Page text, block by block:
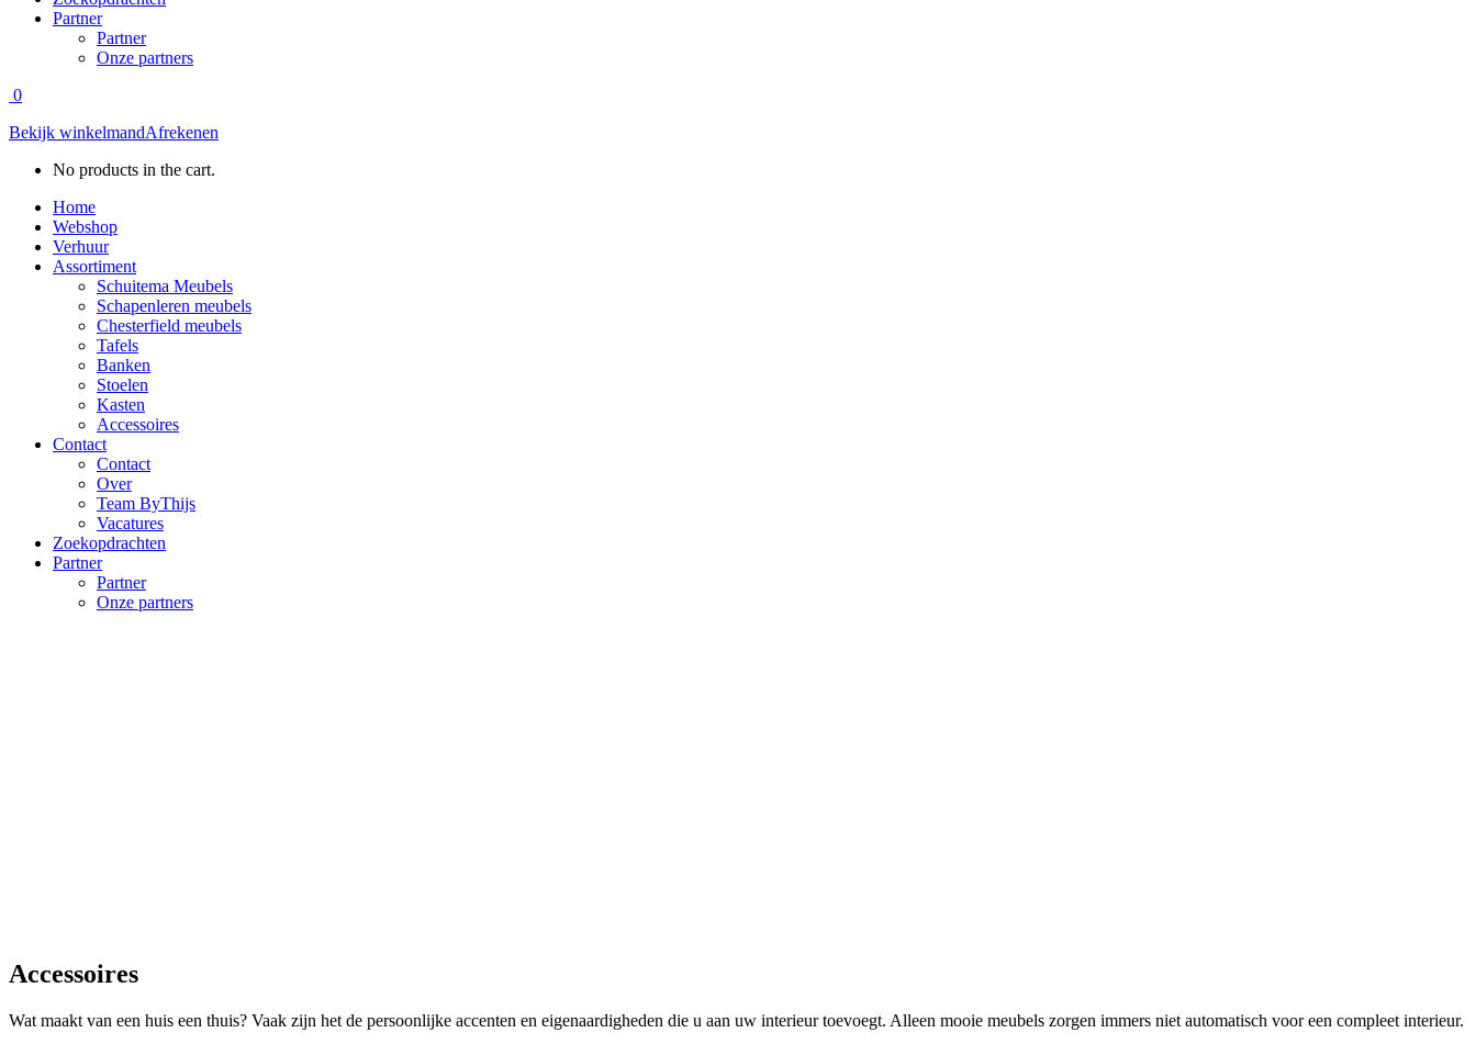
Partner
Partner
Onze partners
0
Bekijk winkelmandAfrekenen
No products in the cart.
Home
Webshop
Verhuur
Assortiment
Schuitema Meubels
Schapenleren meubels
Chesterfield meubels
Tafels
Banken
Stoelen
Kasten
Accessoires
Contact
Contact
Over
Team ByThijs
Vacatures
Zoekopdrachten
Partner
Partner
Onze partners
Accessoires
Wat maakt van een huis een thuis? Vaak zijn het de persoonlijke accenten en eigenaardigheden die u aan uw interieur toevoegt. Alleen mooie meubels zorgen immers niet automatisch voor een compleet interieur.